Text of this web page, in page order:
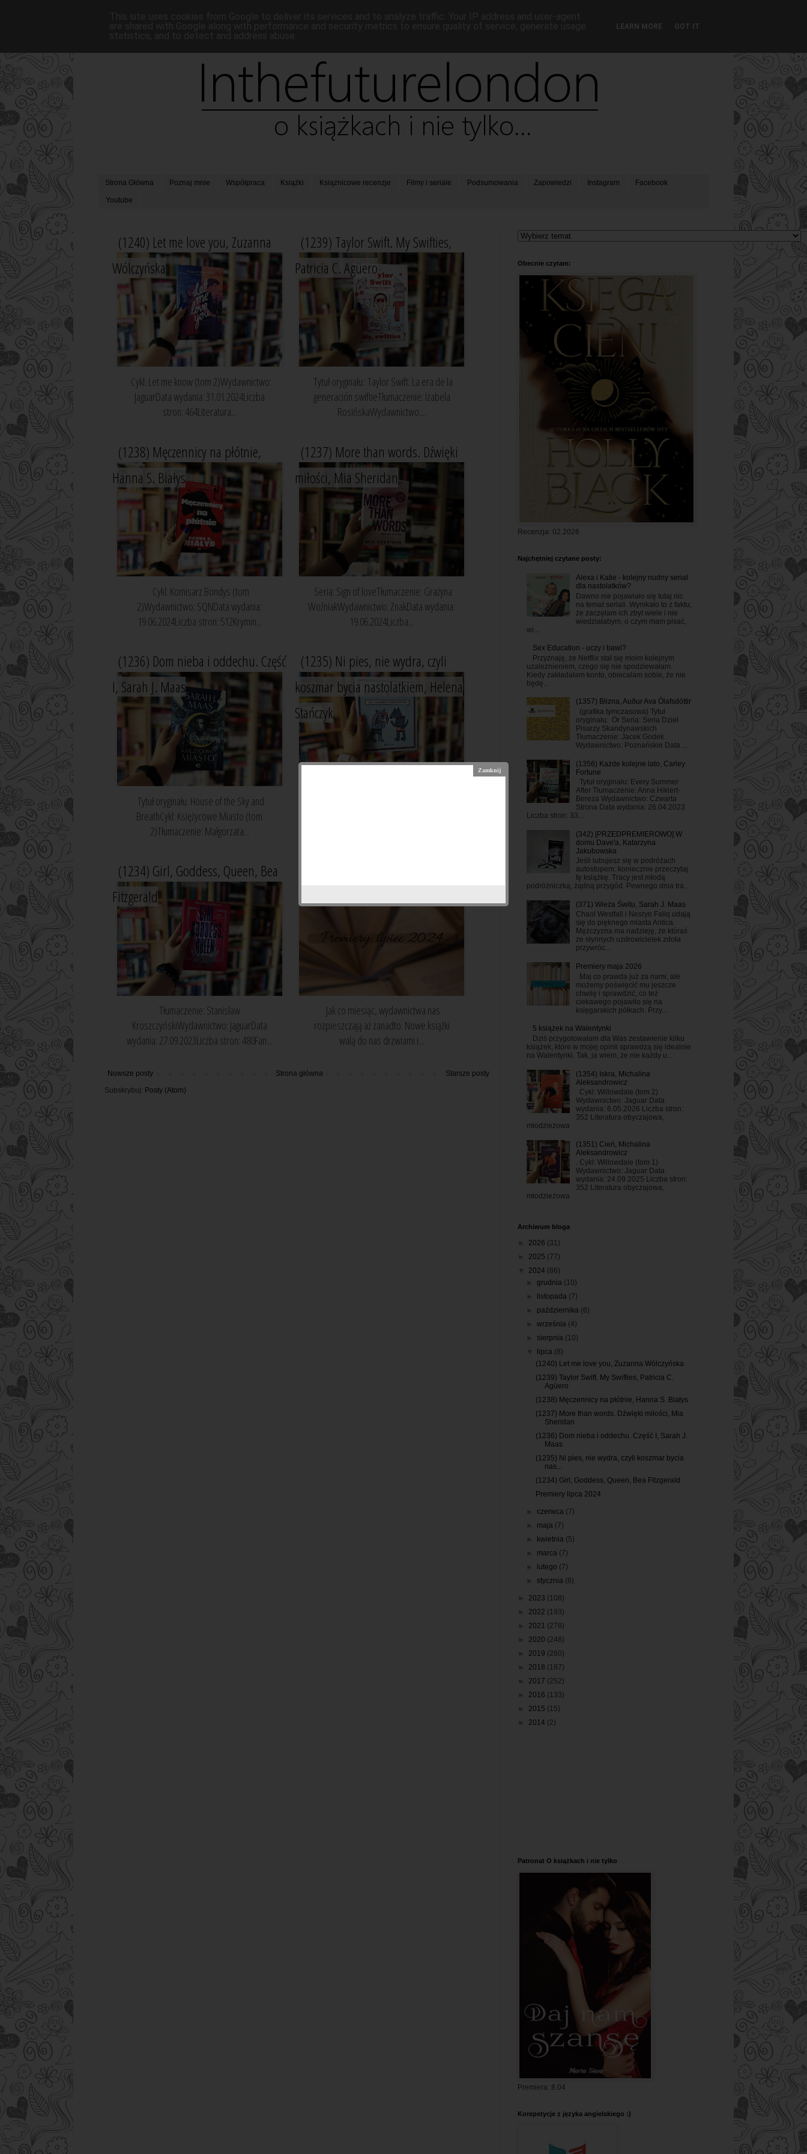
Strona Główna Poznaj mnie Współpraca Książki Książnicowe recenzje Filmy i seriale Podsumowania Zapowiedzi Instagram Facebook
Youtube
(1240) Let me love you, Zuzanna
Wólczyńska
Cykl: Let me know (tom 2)Wydawnictwo:
JaguarData wydania: 31.01.2024Liczba
stron: 464Literatura...
(1239) Taylor Swift. My Swifties,
Patricia C. Agüero
Tytuł oryginału: Taylor Swift: La era de la
generación swiftieTłumaczenie: Izabela
RosińskaWydawnictwo:...
(1238) Męczennicy na płótnie,
Hanna S. Białys
Cykl: Komisarz Bondys (tom
2)Wydawnictwo: SQNData wydania:
19.06.2024Liczba stron: 512Krymin...
(1237) More than words. Dźwięki
miłości, Mia Sheridan
Seria: Sign of loveTłumaczenie: Grażyna
WoźniakWydawnictwo: ZnakData wydania:
19.06.2024Liczba...
(1236) Dom nieba i oddechu. Część
I, Sarah J. Maas
Tytuł oryginału: House of the Sky and
BreathCykl: Księżycowe Miasto (tom
2)Tłumaczenie: Małgorzata...
(1235) Ni pies, nie wydra, czyli
koszmar bycia nastolatkiem, Helena
Stańczyk
(1234) Girl, Goddess, Queen, Bea
Fitzgerald
Tłumaczenie: Stanisław
KroszczyńskiWydawnictwo: JaguarData
wydania: 27.09.2023Liczba stron: 480Fan...
Jak co miesiąc, wydawnictwa nas
rozpieszczają aż zanadto. Nowe książki
walą do nas drzwiami i...
Nowsze posty Starsze posty
Strona główna
Subskrybuj: Posty (Atom)
Obecnie czytam:
Recenzja: 02.2026
Najchętniej czytane posty:
Alexa i Katie - kolejny nudny serial
dla nastolatków?
Dawno nie pojawiało się tutaj nic
na temat seriali. Wynikało to z faktu,
że zaczęłam ich zbyt wiele i nie
wiedziałabym, o czym mam pisać,
wi...
Sex Education - uczy i bawi?
Przyznaję, że Netflix stał się moim kolejnym
uzależnieniem, czego się nie spodziewałam.
Kiedy zakładałam konto, obiecałam sobie, że nie
będę...
(1357) Blizna, Auður Ava Ólafsdóttir
(grafika tymczasowa) Tytuł
oryginału: Ör Seria: Seria Dzieł
Pisarzy Skandynawskich
Tłumaczenie: Jacek Godek
Wydawnictwo: Poznańskie Data ...
(1356) Każde kolejne lato, Carley
Fortune
Tytuł oryginału: Every Summer
After Tłumaczenie: Anna Hikiert-
Bereza Wydawnictwo: Czwarta
Strona Data wydania: 26.04.2023
Liczba stron: 33...
(342) [PRZEDPREMIEROWO] W
domu Dave'a, Katarzyna
Jakubowska
Jeśli lubujesz się w podróżach
autostopem: koniecznie przeczytaj
tę książkę. Tracy jest młodą
podróżniczką, żądną przygód. Pewnego dnia tra...
(371) Wieża Świtu, Sarah J. Maas
Chaol Westfall i Nesryn Faliq udają
się do pięknego miasta Antica.
Mężczyzna ma nadzieję, że któraś
ze słynnych uzdrowicielek zdoła
przywróc...
Premiery maja 2026
Maj co prawda już za nami, ale
możemy poświęcić mu jeszcze
chwilę i sprawdzić, co też
ciekawego pojawiło się na
księgarskich półkach. Przy...
5 książek na Walentynki
Dziś przygotowałam dla Was zestawienie kilku
książek, które w mojej opinii sprawdzą się idealnie
na Walentynki. Tak, ja wiem, że nie każdy u...
(1354) Iskra, Michalina
Aleksandrowicz
Cykl: Willowdale (tom 2)
Wydawnictwo: Jaguar Data
wydania: 6.05.2026 Liczba stron:
352 Literatura obyczajowa,
młodzieżowa
(1351) Cień, Michalina
Aleksandrowicz
. Cykl: Willowdale (tom 1)
Wydawnictwo: Jaguar Data
wydania: 24.09.2025 Liczba stron:
352 Literatura obyczajowa,
młodzieżowa
Archiwum bloga
2026 (31)
2025 (77)
2024 (86)
►grudnia (10)
listopada (7)
października (6)
►września (4)
sierpnia (10)
lipca (8)
(1240) Let me love you, Zuzanna Wólczyńska
(1239) Taylor Swift. My Swifties, Patricia C.
Agüero
(1238) Męczennicy na płótnie, Hanna S. Białys
(1237) More than words. Dźwięki miłości, Mia
Sheridan
(1236) Dom nieba i oddechu. Część I, Sarah J.
Maas
(1235) Ni pies, nie wydra, czyli koszmar bycia
nas...
(1234) Girl, Goddess, Queen, Bea Fitzgerald
Premiery lipca 2024
►czerwca (7)
maja (7)
kwietnia (5)
marca (7)
lutego (7)
stycznia (8)
2023 (108)
2022 (193)
2021 (278)
2020 (248)
2019 (260)
2018 (187)
2017 (252)
2016 (133)
2015 (15)
2014 (2)
Patronat O książkach i nie tylko
Premiera: 8.04
Korepetycje z języka angielskiego :)
LEARN MORE GOT IT